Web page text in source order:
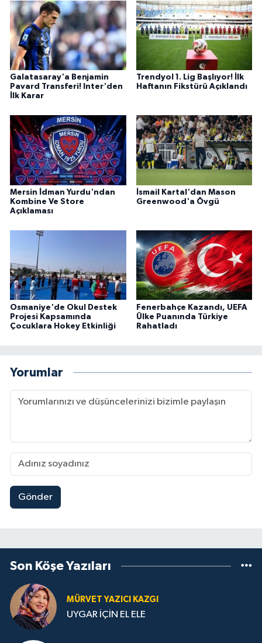
Galatasaray'a Benjamin
Pavard Transferi! Inter'den
İlk Karar
Trendyol 1. Lig Başlıyor! İlk
Haftanın Fikstürü Açıklandı
Mersin İdman Yurdu'ndan
Kombine Ve Store
Açıklaması
İsmail Kartal'dan Mason
Greenwood'a Övgü
Osmaniye'de Okul Destek
Projesi Kapsamında
Çocuklara Hokey Etkinliği
Fenerbahçe Kazandı, UEFA
Ülke Puanında Türkiye
Rahatladı
Yorumlar
Gönder
Son Köşe Yazıları
MÜRVET YAZICI KAZGI
UYGAR İÇİN EL ELE